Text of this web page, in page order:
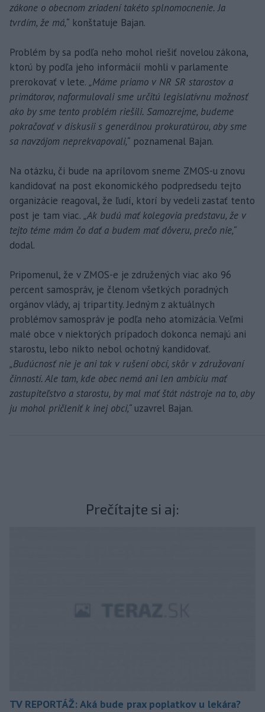
zákone o obecnom zriadení takéto splnomocnenie. Ja
tvrdím, že má,“ konštatuje Bajan.
Problém by sa podľa neho mohol riešiť novelou zákona,
ktorú by podľa jeho informácií mohli v parlamente
prerokovať v lete. „Máme priamo v NR SR starostov a
primátorov, naformulovali sme určitú legislatívnu možnosť
ako by sme tento problém riešili. Samozrejme, budeme
pokračovať v diskusii s generálnou prokuratúrou, aby sme
sa navzájom neprekvapovali,“ poznamenal Bajan.
Na otázku, či bude na aprílovom sneme ZMOS-u znovu
kandidovať na post ekonomického podpredsedu tejto
organizácie reagoval, že ľudí, ktorí by vedeli zastať tento
post je tam viac. „Ak budú mať kolegovia predstavu, že v
tejto téme mám čo dať a budem mať dôveru, prečo nie,“
dodal.
Pripomenul, že v ZMOS-e je združených viac ako 96
percent samospráv, je členom všetkých poradných
orgánov vlády, aj tripartity. Jedným z aktuálnych
problémov samospráv je podľa neho atomizácia. Veľmi
malé obce v niektorých prípadoch dokonca nemajú ani
starostu, lebo nikto nebol ochotný kandidovať.
„Budúcnosť nie je ani tak v rušení obcí, skôr v združovaní
činností. Ale tam, kde obec nemá ani len ambíciu mať
zastupiteľstvo a starostu, by mal mať štát nástroje na to, aby
ju mohol pričleniť k inej obci,“ uzavrel Bajan.
Prečítajte si aj:
TV REPORTÁŽ: Aká bude prax poplatkov u lekára?